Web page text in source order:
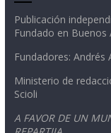
Publicación
Fundado en Buenos
Fundadores:
Ministerio de
Scioli
A FAVOR DE UN